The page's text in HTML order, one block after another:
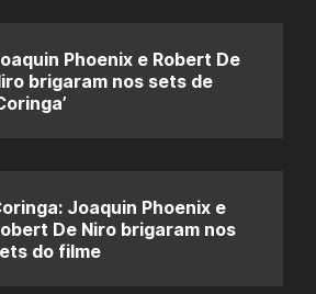
Phoenix e Robert De
brigaram nos sets de
Joaquin Phoenix e
De Niro brigaram nos
do filme